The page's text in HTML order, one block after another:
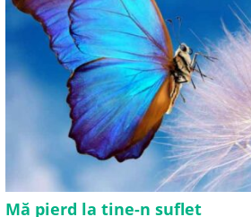
Mă pierd la tine-n suflet